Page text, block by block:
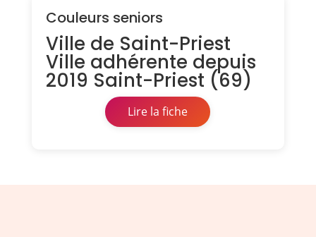
Couleurs seniors
Ville de Saint-Priest
Ville adhérente depuis
2019 Saint-Priest (69)
Lire la fiche